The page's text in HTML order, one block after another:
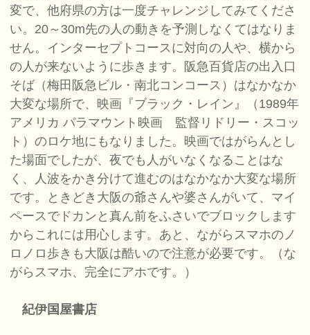
変で、他府県の方は一度チャレンジしてみてくださ
い。20～30m先の人の動きを予測しなくてはなりま
せん。インターセプトコースに対向の人や、横から
の人が来ないように歩きます。阪急百貨店の出入口
そば（梅田阪急ビル・南北コンコース）はなかなか
大変な場所で、映画『ブラック・レイン』（1989年
アメリカ パラマウント映画 監督リドリー・スコッ
ト）のロケ地にもなりました。映画ではがらんとし
た場面でしたが、夜でも人がいなくなることはな
く、人波をかき分けて進むのはなかなか大変な場所
です。ときどき大阪の爺さんや婆さんがいて、マイ
ペースでドカンと真ん前をふさいでブロックします
からこれには用心します。あと、ながらスマホのノ
ロノロ歩きも大阪は酷いので注意が必要です。（な
がらスマホ、完全にアホです。）
紀伊国屋書店